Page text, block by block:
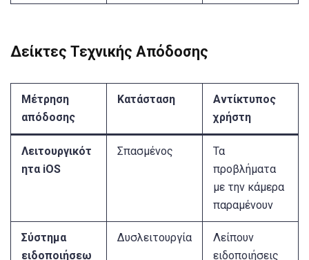
Δείκτες Τεχνικής Απόδοσης
Μέτρηση
απόδοσης
Κατάσταση
Αντίκτυπος
χρήστη
Λειτουργικότ
ητα iOS
Σπασμένος
Τα
προβλήματα
με την κάμερα
παραμένουν
Σύστημα
ειδοποιήσεω
Δυσλειτουργία
Λείπουν
ειδοποιήσεις